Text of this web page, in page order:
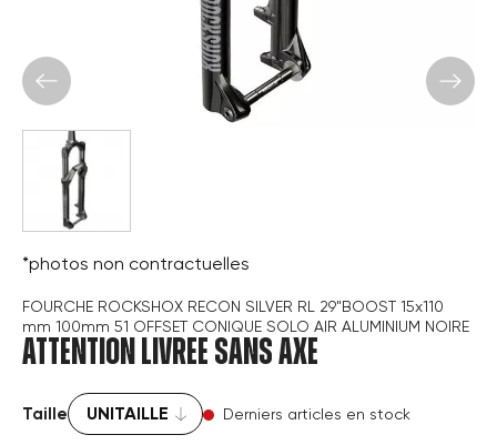
*photos non contractuelles
FOURCHE ROCKSHOX RECON SILVER RL 29"BOOST 15x110
mm 100mm 51 OFFSET CONIQUE SOLO AIR ALUMINIUM NOIRE
ATTENTION LIVREE SANS AXE
Taille Derniers articles en stock